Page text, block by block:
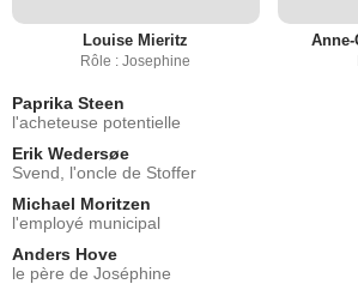
Louise Mieritz
Rôle : Josephine
Paprika Steen
l'acheteuse potentielle
Erik Wedersøe
Svend, l'oncle de Stoffer
Michael Moritzen
l'employé municipal
Anders Hove
le père de Joséphine